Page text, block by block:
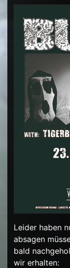
Leider haben
absagen
bald
wir erhalten: